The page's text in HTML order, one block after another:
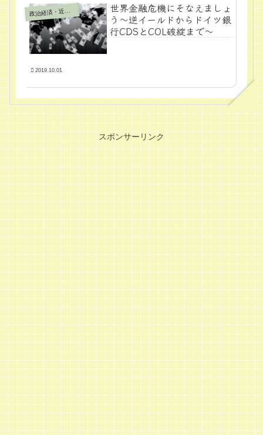
政
治経済・近代学問
世界金融危機にそなえましょ
う～逆イールドからドイツ銀
行CDSとCOL破綻まで～
2019.10.01
スポンサーリンク